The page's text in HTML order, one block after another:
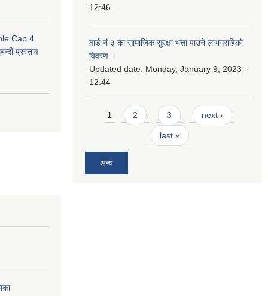
Cap 4
प्रस्ताव
12:46
वार्ड नं ३ का सामाजिक सुरक्षा भत्ता पाउने लाभग्राहिको
विवरण ।
Updated date: Monday, January 9, 2023 -
12:44
Pages
1 2 3 next ›
last »
अन्य